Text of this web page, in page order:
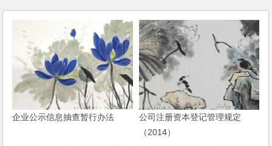
企业公示信息抽查暂行办法
公司注册资本登记管理规定
（2014）